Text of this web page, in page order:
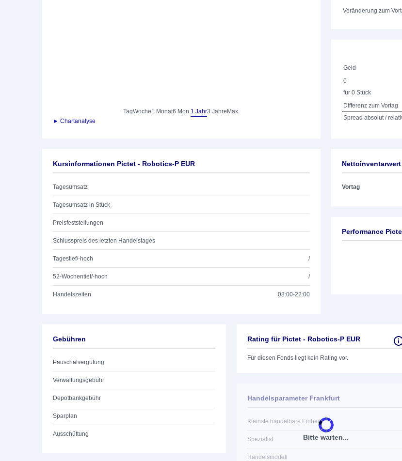
TagWoche1 Monat6 Mon.1 Jahr3 Jahre Max.
► Chartanalyse
Veränderung zum
Geld
0
für 0 Stück
Differenz zum Vortag
Spread absolut /
Kursinformationen Pictet - Robotics-P EUR
Tagesumsatz
Tagesumsatz in Stück
Preisfeststellungen
Schlusspreis des letzten Handelstages
Tagestief/-hoch /
52-Wochentief/-hoch /
Handelszeiten 08:00-22:00
Vortag
Performance
Gebühren
Pauschalvergütung
Verwaltungsgebühr
Depotbankgebühr
Sparplan
Ausschüttung
Rating für Pictet - Robotics-P EUR
Für diesen Fonds liegt kein Rating vor.
Bitte warten...
Handelsparameter Frankfurt
Kleinste handelbare Einheit
Spezialist
Handelsmodell